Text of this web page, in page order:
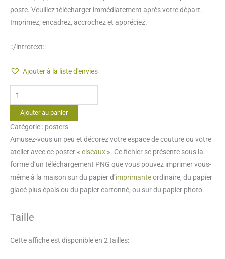
poste. Veuillez télécharger immédiatement après votre départ.
Imprimez, encadrez, accrochez et appréciez.
::/introtext::
Ajouter à la liste d'envies
quantité
de
poster
"ciseaux"
Ajouter au panier
Catégorie : posters
Amusez-vous un peu et décorez votre espace de couture ou votre
atelier avec ce poster « ciseaux ». Ce fichier se présente sous la
forme d’un téléchargement PNG que vous pouvez imprimer vous-
même à la maison sur du papier d’imprimanteordinaire, du papier
glacé plus épais ou du papier cartonné, ou sur du papier photo.
Taille
Cette affiche est disponible en 2 tailles: